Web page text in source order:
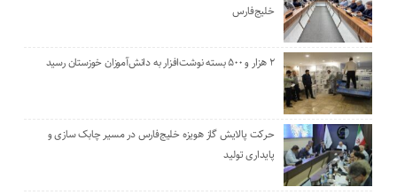
خلیج‌فارس
۲ هزار و ۵۰۰ بسته نوشت‌افزار به دانش‌آموزان خوزستان رسید
حرکت پالایش گاز هویزه خلیج‌فارس در مسیر چابک سازی و
پایداری تولید